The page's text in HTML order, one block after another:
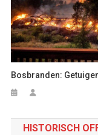
Bosbranden:
HISTORISCH